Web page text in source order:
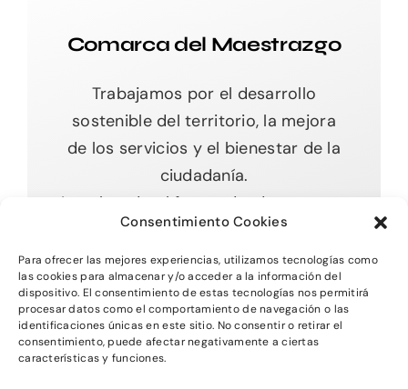
Consentimiento Cookies
Para ofrecer las mejores experiencias, utilizamos tecnologías como
las cookies para almacenar y/o acceder a la información del
dispositivo. El consentimiento de estas tecnologías nos permitirá
procesar datos como el comportamiento de navegación o las
identificaciones únicas en este sitio. No consentir o retirar el
consentimiento, puede afectar negativamente a ciertas
características y funciones.
Comarca del Maestrazgo
Trabajamos por el desarrollo
sostenible del territorio, la mejora
de los servicios y el bienestar de la
ciudadanía.
Impulsando el futuro desde nuestras
raíces.
Toggle
Navigation
Inicio